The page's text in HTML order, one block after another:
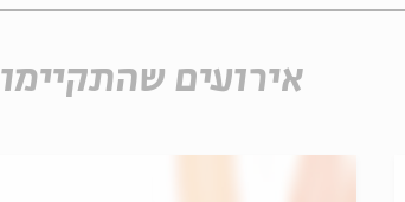
אירועים שהתקיימו